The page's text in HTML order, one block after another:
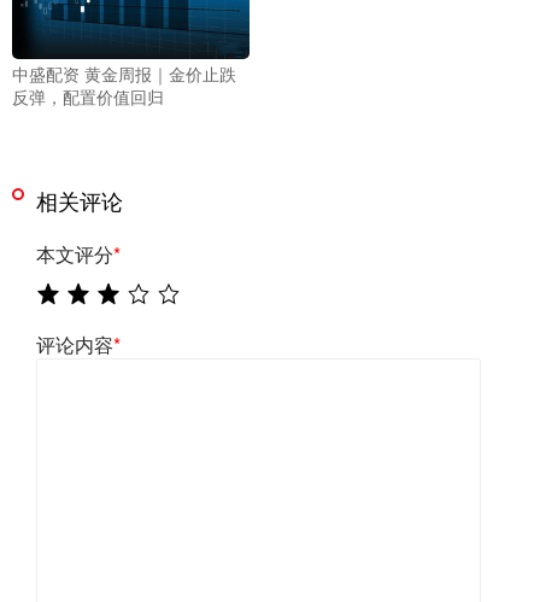
中盛配资 黄金周报｜金价止跌
反弹，配置价值回归
相关评论
本文评分*
评论内容*